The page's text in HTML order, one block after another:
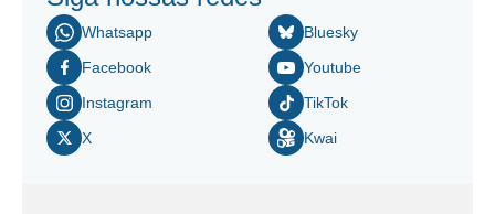
Whatsapp
Facebook
Instagram
X
Bluesky
Youtube
TikTok
Kwai